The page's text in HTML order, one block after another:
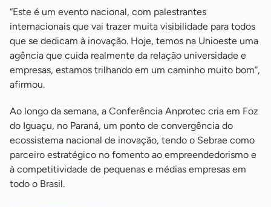
“Este é um evento nacional, com palestrantes
internacionais que vai trazer muita visibilidade para todos
que se dedicam à inovação. Hoje, temos na Unioeste uma
agência que cuida realmente da relação universidade e
empresas, estamos trilhando em um caminho muito bom”,
afirmou.
Ao longo da semana, a Conferência Anprotec cria em Foz
do Iguaçu, no Paraná, um ponto de convergência do
ecossistema nacional de inovação, tendo o Sebrae como
parceiro estratégico no fomento ao empreendedorismo e
à competitividade de pequenas e médias empresas em
todo o Brasil.